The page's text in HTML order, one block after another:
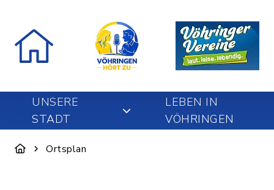
UNSERE
STADT
LEBEN IN
VÖHRINGEN
Ortsplan